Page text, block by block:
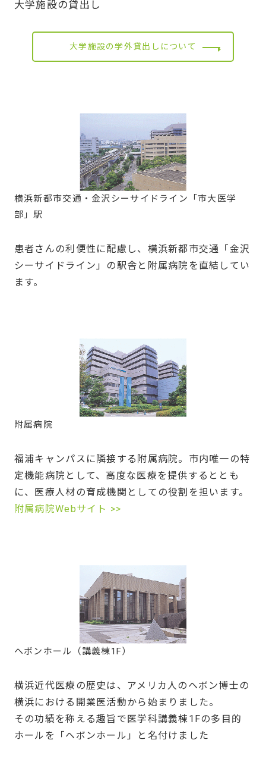
大学施設の貸出し
大学施設の学外貸出しについて
横浜新都市交通・金沢シーサイドライン「市大医学
部」駅
患者さんの利便性に配慮し、横浜新都市交通「金沢
シーサイドライン」の駅舎と附属病院を直結してい
ます。
附属病院
福浦キャンパスに隣接する附属病院。市内唯一の特
定機能病院として、高度な医療を提供するととも
に、医療人材の育成機関としての役割を担います。
附属病院Webサイト >>
ヘボンホール（講義棟1F）
横浜近代医療の歴史は、アメリカ人のヘボン博士の
横浜における開業医活動から始まりました。
その功績を称える趣旨で医学科講義棟1Fの多目的
ホールを「ヘボンホール」と名付けました